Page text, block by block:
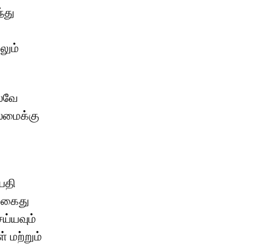
மற்றும்